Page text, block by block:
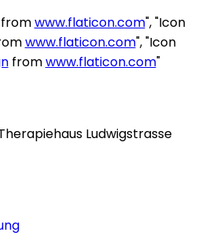
www.flaticon.com", "Icon
www.flaticon.com", "Icon
fromwww.flaticon.com"
Ludwigstrasse